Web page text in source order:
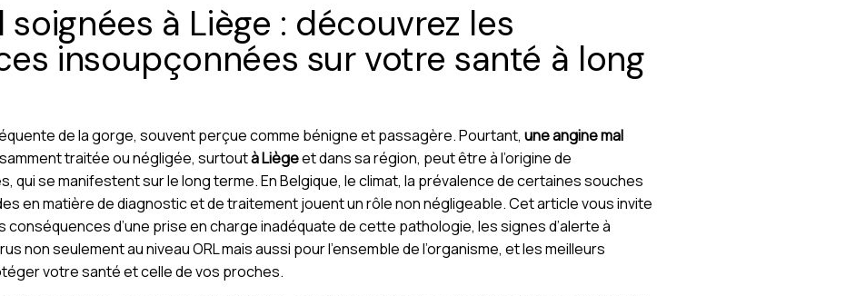
soignées à Liège : découvrez les
insoupçonnées sur votre santé à long
de la gorge, souvent perçue comme bénigne et passagère. Pourtant, une angine mal
traitée ou négligée, surtoutà Liègeet dans sa région, peut être à l’origine de
qui se manifestent sur le long terme. En Belgique, le climat, la prévalence de certaines souches
en matière de diagnostic et de traitement jouent un rôle non négligeable. Cet article vous invite
d’une prise en charge inadéquate de cette pathologie, les signes d’alerte à
non seulement au niveau ORL mais aussi pour l’ensemble de l’organisme, et les meilleurs
votre santé et celle de vos proches.